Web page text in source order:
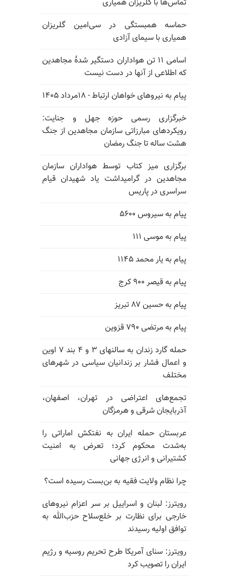
تماس‌ها با گلریزان همیاری
حماسه همبستگی در سی‌امین گلریزان
همیاری با سیمای آزادی
اسامی ۱۱ تن هواداران دستگیر شدهٔ مجاهدین
که اطلاعی از آنها در دست نیست
پیام به نیروهای خواهان ارتباط - ۱۸مرداد ۱۴۰۵
خبرگزاری رسمی حوزه جهل و جنایت:
رویکردهای مبارزاتی سازمان مجاهدین از جنگ
هشت ساله تا جنگ رمضان
برگزاری میز کتاب توسط هواداران سازمان
مجاهدین در گرامیداشت یاد شهیدان قیام
سراسری در پاریس
پیام به سیروس ۵۶۰۰
پیام به موسی ۱۱۱
پیام به یار محمد ۱۱۴۵
پیام به قیصر ۹۰۰ کرج
پیام به حسین ۸۷ تبریز
پیام به مرتضی ۷۹۰ قزوین
حمله گارد زندان به سالنهای ۳ و ۴ بند ۷ اوین
و اعمال فشار بر زندانیان سیاسی در شهرهای
مختلف
تجمع‌های اعتراضی در تهران، اصفهان،
آذربایجان شرقی و هرمزگان
عربستان حمله ایران به نفتکش اماراتی را
به‌شدت محکوم کرد؛ تعرض به امنیت
کشتیرانی و انرژی جهانی
چرا نظام ولایت فقیه به بن‌بست رسیده است؟
رویترز: لبنان و اسراییل بر سر اعزام نیروهای
خارجی برای نظارت بر خلع‌سلاح حزب‌الله به
توافق اولیه رسیدند
رویترز: سنای آمریکا طرح تحریم روسیه و رژیم
ایران را تصویب کرد